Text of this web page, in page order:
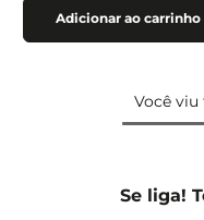
Adicionar ao carrinho
Você viu
Se liga!